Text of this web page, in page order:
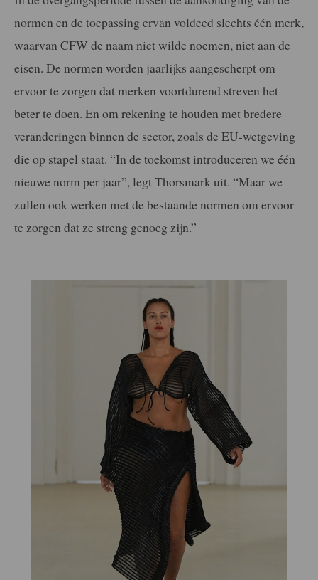
normen en de toepassing ervan voldeed slechts één merk,
waarvan CFW de naam niet wilde noemen, niet aan de
eisen. De normen worden jaarlijks aangescherpt om
ervoor te zorgen dat merken voortdurend streven het
beter te doen. En om rekening te houden met bredere
veranderingen binnen de sector, zoals de EU-wetgeving
die op stapel staat. “In de toekomst introduceren we één
nieuwe norm per jaar”, legt Thorsmark uit. “Maar we
zullen ook werken met de bestaande normen om ervoor
te zorgen dat ze streng genoeg zijn.”